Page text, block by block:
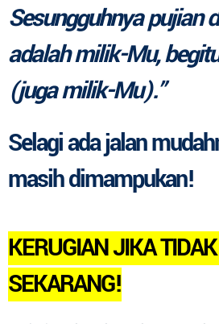
Sesungguhnya pujian
adalah milik-Mu,
(juga milik-Mu).”
Selagi ada jalan
masih dimampukan!
KERUGIAN JIKA
SEKARANG!